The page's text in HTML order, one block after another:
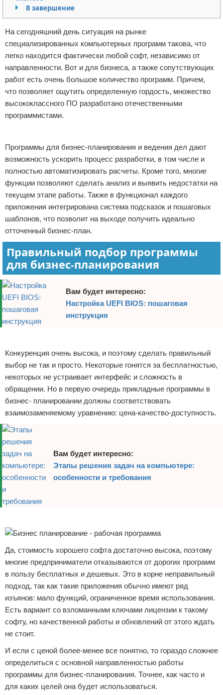
Программное обеспечение
Для автомобиля
Разное
Отказ от ответственности
В завершение
На сегодняшний день ситуация на рынке
специализированных компьютерных программ такова, что
легко находится фактически любой софт, независимо от
направленности. Вот и для бизнеса, а также сопутствующих
работ есть очень большое количество программ. Причем,
что позволяет ощутить определенную гордость, множество
высококлассного ПО разработано отечественными
программистами.
Программы для бизнес-планирования и ведения дел дают
возможность ускорить процесс разработки, в том числе и
полностью автоматизировать расчеты. Кроме того, многие
функции позволяют сделать анализ и выявить недостатки на
текущем этапе работы. Также в функционал каждого
приложения интегрирована система подсказок и пошаговых
шаблонов, что позволит на выходе получить идеально
отточенный бизнес-план.
Правильный подбор программы
для бизнес-планирования
Вам будет интересно:
Настройка UEFI BIOS: пошаговая
инструкция
Конкуренция очень высока, и поэтому сделать правильный
выбор не так и просто. Некоторые гонятся за бесплатностью,
некоторых не устраивает интерфейс и сложность в
обращении. Но в первую очередь прикладные программы в
бизнес- планировании должны соответствовать
взаимозаменяемому уравнению: цена-качество-доступность.
Вам будет интересно:
Этапы решения задач на компьютере:
особенности и требования
Да, стоимость хорошего софта достаточно высока, поэтому
многие предприниматели отказываются от дорогих программ
в пользу бесплатных и дешевых. Это в корне неправильный
подход, так как такие приложения обычно имеют ряд
изъянов: мало функций, ограниченное время использования.
Есть вариант со взломанными ключами лицензии к такому
софту, но качественной работы и обновлений от этого ждать
не стоит.
И если с ценой более-менее все понятно, то гораздо сложнее
определиться с основной направленностью работы
программы для бизнес-планирования. Точнее, как часто и
для каких целей она будет использоваться.